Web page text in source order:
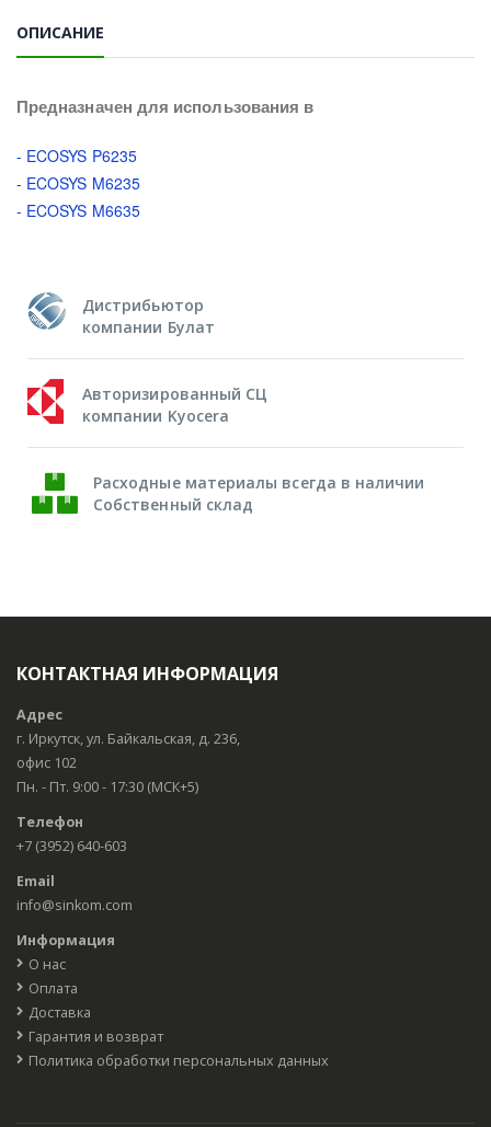
ОПИСАНИЕ
Предназначен для использования в
- ECOSYS P6235
- ECOSYS M6235
- ECOSYS M6635
Дистрибьютор
компании Булат
Авторизированный СЦ
компании Kyocera
Расходные материалы всегда в наличии
Собственный склад
КОНТАКТНАЯ ИНФОРМАЦИЯ
Адрес
г. Иркутск, ул. Байкальская, д. 236,
офис 102
Пн. - Пт. 9:00 - 17:30 (МСК+5)
Телефон
+7 (3952) 640-603
Email
info@sinkom.com
Информация
О нас
Оплата
Доставка
Гарантия и возврат
Политика обработки персональных данных